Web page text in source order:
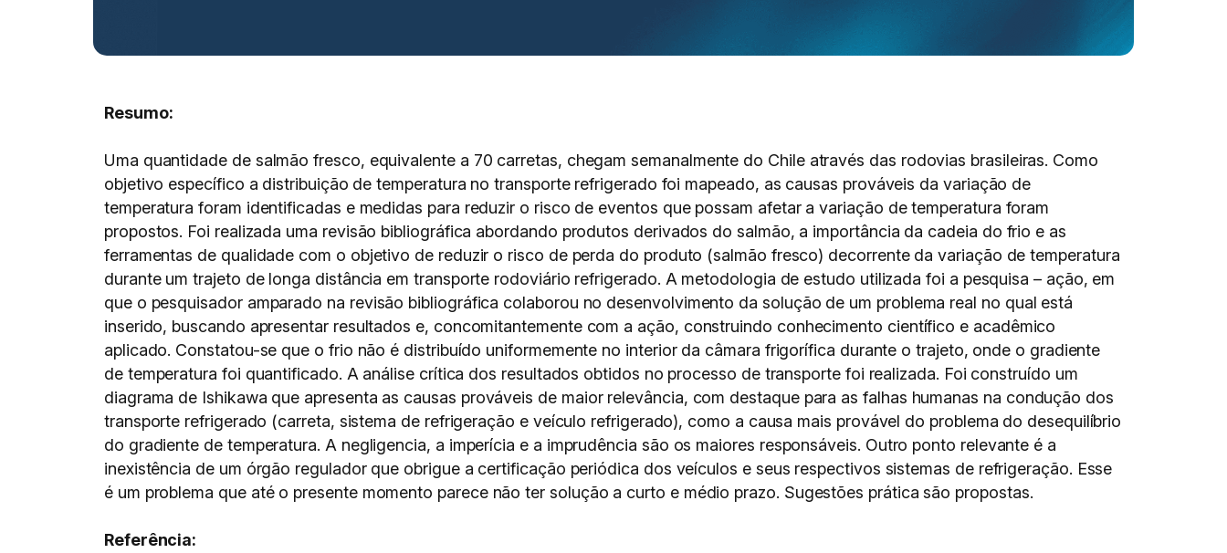
Resumo:
Uma quantidade de salmão fresco, equivalente a 70 carretas, chegam semanalmente do Chile através das rodovias brasileiras. Como
objetivo específico a distribuição de temperatura no transporte refrigerado foi mapeado, as causas prováveis da variação de
temperatura foram identificadas e medidas para reduzir o risco de eventos que possam afetar a variação de temperatura foram
propostos. Foi realizada uma revisão bibliográfica abordando produtos derivados do salmão, a importância da cadeia do frio e as
ferramentas de qualidade com o objetivo de reduzir o risco de perda do produto (salmão fresco) decorrente da variação de temperatura
durante um trajeto de longa distância em transporte rodoviário refrigerado. A metodologia de estudo utilizada foi a pesquisa – ação, em
que o pesquisador amparado na revisão bibliográfica colaborou no desenvolvimento da solução de um problema real no qual está
inserido, buscando apresentar resultados e, concomitantemente com a ação, construindo conhecimento científico e acadêmico
aplicado. Constatou-se que o frio não é distribuído uniformemente no interior da câmara frigorífica durante o trajeto, onde o gradiente
de temperatura foi quantificado. A análise crítica dos resultados obtidos no processo de transporte foi realizada. Foi construído um
diagrama de Ishikawa que apresenta as causas prováveis de maior relevância, com destaque para as falhas humanas na condução dos
transporte refrigerado (carreta, sistema de refrigeração e veículo refrigerado), como a causa mais provável do problema do desequilíbrio
do gradiente de temperatura. A negligencia, a imperícia e a imprudência são os maiores responsáveis. Outro ponto relevante é a
inexistência de um órgão regulador que obrigue a certificação periódica dos veículos e seus respectivos sistemas de refrigeração. Esse
é um problema que até o presente momento parece não ter solução a curto e médio prazo. Sugestões prática são propostas.
Referência: